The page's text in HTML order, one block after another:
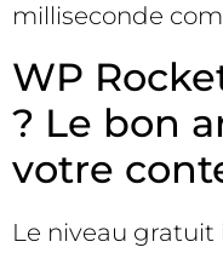
milliseconde
WP
? Le bon
votre
Le niveau